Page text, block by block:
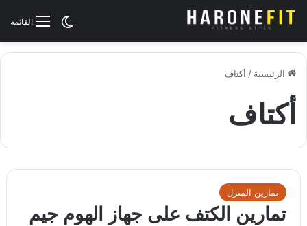
القائمةالوضع
الرئيسية / أكتاف
أكتاف
تمارين المنزل
تمارين الكتف على جهاز الهوم جيم